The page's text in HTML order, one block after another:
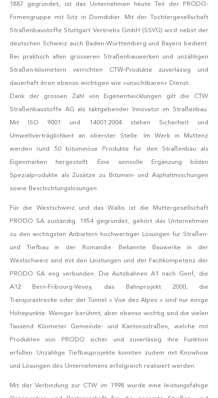
1887 gegründet, ist das Unternehmen heute Teil der PRODO-
Firmengruppe mit Sitz in Domdidier. Mit der Tochtergesellschaft
Straßenbaustoffe Stuttgart Vertriebs GmbH (SSVG) wird nebst der
deutschen Schweiz auch Baden-Württemberg und Bayern bedient.
Bei praktisch allen grösseren Straßenbauwerken und unzähligen
Straßen-kilometern verrichten CTW-Produkte zuverlässig und
dauerhaft ihren ebenso wichtigen wie «unsichtbaren» Dienst.
Dank der grossen Zahl von Eigenentwicklungen gilt die CTW
Straßenbaustoffe AG als taktgebender Innovator im Straßenbau.
Mit ISO 9001 und 14001:2004 stehen Sicherheit und
Umweltverträglichkeit an oberster Stelle. Im Werk in Muttenz
werden rund 50 bituminöse Produkte für den Straßenbau als
Eigenmarken hergestellt. Eine sinnvolle Ergänzung bilden
Spezialprodukte als Zusätze zu Bitumen- und Asphaltmischungen
sowie Beschichtungslösungen.
Für die Westschweiz und das Wallis ist die Muttergesellschaft
PRODO SA zuständig. 1954 gegründet, gehört das Unternehmen
zu den wichtigsten Anbietern hochwertiger Lösungen für Straßen-
und Tiefbau in der Romandie. Bekannte Bauwerke in der
Westschweiz sind mit den Leistungen und der Fachkompetenz der
PRODO SA eng verbunden: Die Autobahnen A1 nach Genf, die
A12 Bern-Fribourg-Vevey, das Bahnprojekt 2000, die
Transjurastrecke oder der Tunnel « Vue des Alpes » sind nur einige
Höhepunkte. Weniger berühmt, aber ebenso wichtig sind die vielen
Tausend Kilometer Gemeinde- und Kantonsstraßen, welche mit
Produkten von PRODO sicher und zuverlässig ihre Funktion
erfüllen. Unzählige Tiefbauprojekte konnten zudem mit Knowhow
und Lösungen des Unternehmens erfolgreich realisiert werden.
Mit der Verbindung zur CTW im 1998 wurde eine leistungsfähige